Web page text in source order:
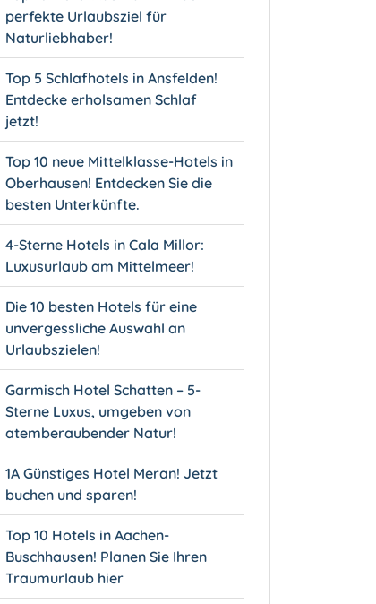
perfekte Urlaubsziel für
Naturliebhaber!
Top 5 Schlafhotels in Ansfelden!
Entdecke erholsamen Schlaf
jetzt!
Top 10 neue Mittelklasse-Hotels in
Oberhausen! Entdecken Sie die
besten Unterkünfte.
4-Sterne Hotels in Cala Millor:
Luxusurlaub am Mittelmeer!
Die 10 besten Hotels für eine
unvergessliche Auswahl an
Urlaubszielen!
Garmisch Hotel Schatten – 5-
Sterne Luxus, umgeben von
atemberaubender Natur!
1A Günstiges Hotel Meran! Jetzt
buchen und sparen!
Top 10 Hotels in Aachen-
Buschhausen! Planen Sie Ihren
Traumurlaub hier